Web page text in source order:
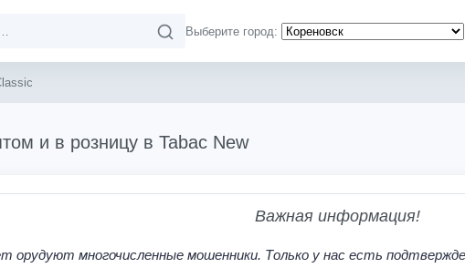
Выберите город:
и в розницу в Tabac New
Важная информация!
орудуют многочисленные мошенники. Только у нас есть